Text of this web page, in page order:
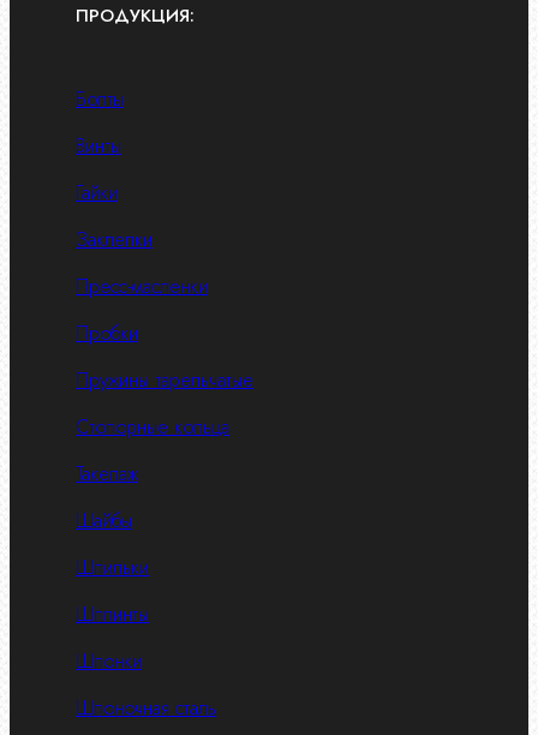
ПРОДУКЦИЯ:
Болты
Винты
Гайки
Заклепки
Пресс-масленки
Пробки
Пружины тарельчатые
Стопорные кольца
Такелаж
Шайбы
Шпильки
Шплинты
Шпонки
Шпоночная сталь